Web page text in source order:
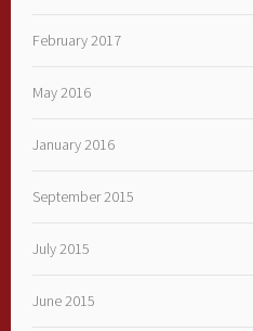
February 2017
May 2016
January 2016
September 2015
July 2015
June 2015